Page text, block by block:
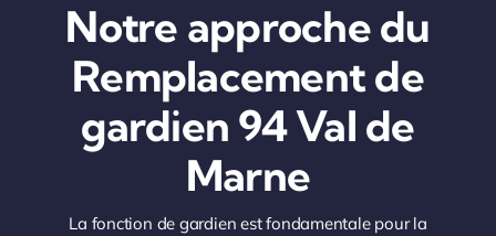
Notre approche du
Remplacement de
gardien 94 Val de
Marne
La fonction de gardien est fondamentale pour la